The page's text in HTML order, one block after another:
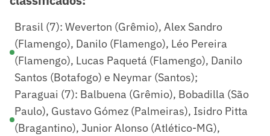
Brasil (7): Weverton (Grêmio), Alex Sandro
(Flamengo), Danilo (Flamengo), Léo Pereira
(Flamengo), Lucas Paquetá (Flamengo), Danilo
Santos (Botafogo) e Neymar (Santos);
Paraguai (7): Balbuena (Grêmio), Bobadilla (São
Paulo), Gustavo Gómez (Palmeiras), Isidro Pitta
(Bragantino), Junior Alonso (Atlético-MG),